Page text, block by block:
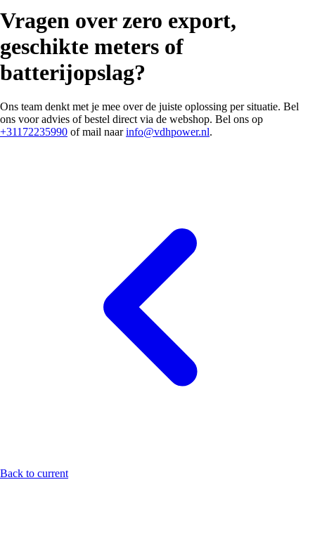
Vragen over zero export,
geschikte meters of
batterijopslag?
Ons team denkt met je mee over de juiste oplossing per situatie. Bel
ons voor advies of bestel direct via de webshop. Bel ons op
+31172235990 of mail naarinfo@vdhpower.nl.
Back to current